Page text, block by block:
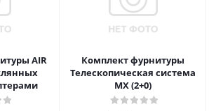
AIR
Комплект фурнитуры
Телескопическая система
MX (2+0)